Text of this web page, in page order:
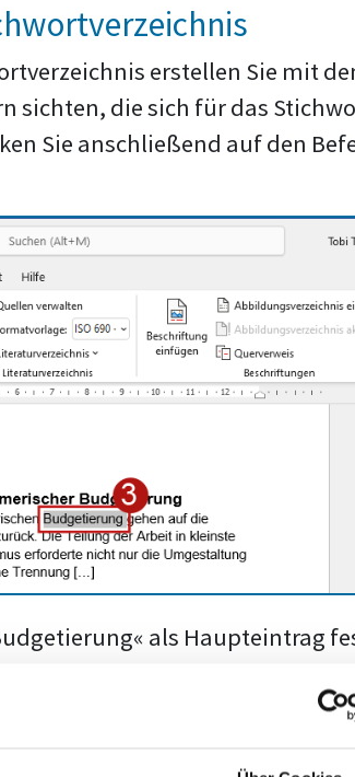
erstellen Sie mit
sichten, die sich für das
Sie anschließend auf den
als Haupteintrag
vorzumerken.
wird. Im Text wird
8 .